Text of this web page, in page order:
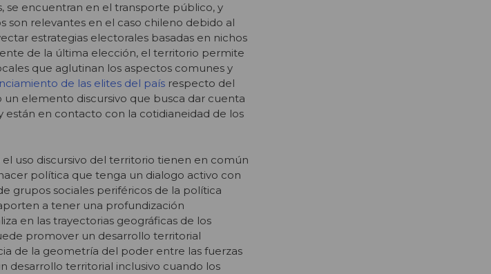
se encuentran en el transporte público, y
son relevantes en el caso chileno debido al
estrategias electorales basadas en nichos
de la última elección, el territorio permite
que aglutinan los aspectos comunes y
de las elites del país respecto del
elemento discursivo que busca dar cuenta
en contacto con la cotidianeidad de los
uso discursivo del territorio tienen en común
política que tenga un dialogo activo con
grupos sociales periféricos de la política
a tener una profundización
en las trayectorias geográficas de los
promover un desarrollo territorial
de la geometría del poder entre las fuerzas
desarrollo territorial inclusivo cuando los